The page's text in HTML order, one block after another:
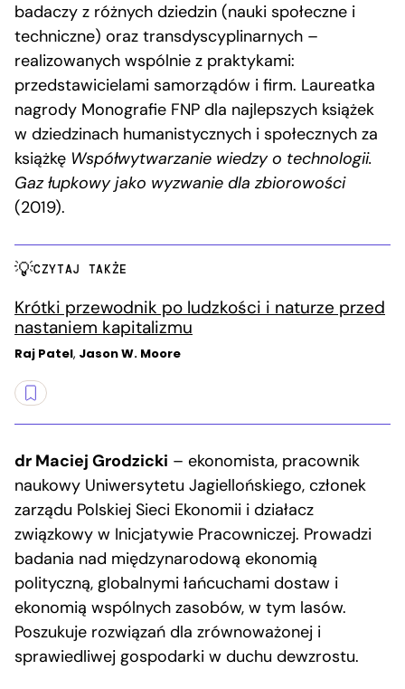
badaczy z różnych dziedzin (nauki społeczne i
techniczne) oraz transdyscyplinarnych –
realizowanych wspólnie z praktykami:
przedstawicielami samorządów i firm. Laureatka
nagrody Monografie FNP dla najlepszych książek
w dziedzinach humanistycznych i społecznych za
książkę Współwytwarzanie wiedzy o technologii.
Gaz łupkowy jako wyzwanie dla zbiorowości
(2019).
CZYTAJ TAKŻE
Krótki przewodnik po ludzkości i naturze przed
nastaniem kapitalizmu
Raj Patel, Jason W. Moore
dr Maciej Grodzicki – ekonomista, pracownik
naukowy Uniwersytetu Jagiellońskiego, członek
zarządu Polskiej Sieci Ekonomii i działacz
związkowy w Inicjatywie Pracowniczej. Prowadzi
badania nad międzynarodową ekonomią
polityczną, globalnymi łańcuchami dostaw i
ekonomią wspólnych zasobów, w tym lasów.
Poszukuje rozwiązań dla zrównoważonej i
sprawiedliwej gospodarki w duchu dewzrostu.